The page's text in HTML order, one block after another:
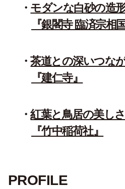
モダンな白砂の造
『銀閣寺 臨済宗相
茶道との深いつな
『建仁寺』
紅葉と鳥居の美し
『竹中稲荷社』
PROFILE